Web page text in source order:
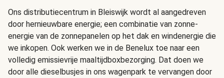
Ons distributiecentrum in Bleiswijk wordt al aangedreven
door hernieuwbare energie; een combinatie van zonne-
energie van de zonnepanelen op het dak en windenergie die
we inkopen. Ook werken we in de Benelux toe naar een
volledig emissievrije maaltijdboxbezorging. Dat doen we
door alle dieselbusjes in ons wagenpark te vervangen door